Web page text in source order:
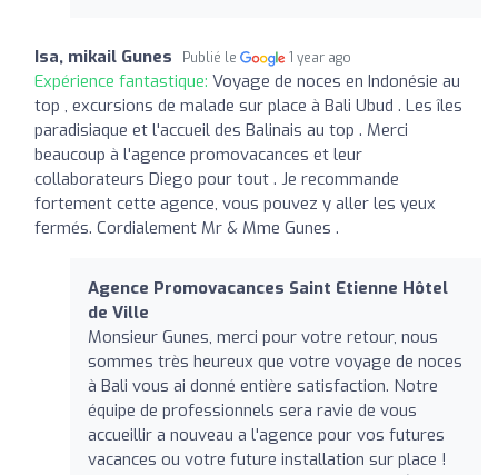
Isa, mikail Gunes Publié le 1 year ago
Expérience fantastique: Voyage de noces en Indonésie au
top , excursions de malade sur place à Bali Ubud . Les îles
paradisiaque et l'accueil des Balinais au top . Merci
beaucoup à l'agence promovacances et leur
collaborateurs Diego pour tout . Je recommande
fortement cette agence, vous pouvez y aller les yeux
fermés. Cordialement Mr & Mme Gunes .
Agence Promovacances Saint Etienne Hôtel
de Ville
Monsieur Gunes, merci pour votre retour, nous
sommes très heureux que votre voyage de noces
à Bali vous ai donné entière satisfaction. Notre
équipe de professionnels sera ravie de vous
accueillir a nouveau a l'agence pour vos futures
vacances ou votre future installation sur place !